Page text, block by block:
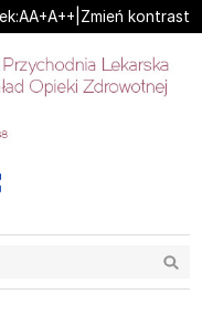
Przejdź do wyszukiwarki
Ustaw domyślną
AUstaw większą
A+Ustaw największą
A++ Zmień kontrast